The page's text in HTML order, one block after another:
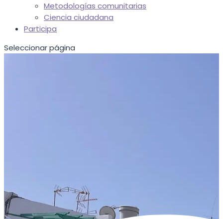
Metodologías comunitarias
Ciencia ciudadana
Participa
Seleccionar página